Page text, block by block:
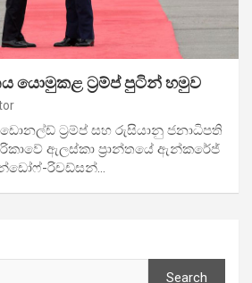
යොමුකළ ට්‍රම්ප් පුටින් හමුව
ට්‍රම්ප් සහ රුසියානු ජනාධිපති
ඇලස්කා ප්‍රාන්තයේ ඇන්කරේජ්
රිචඩ්සන්…
Search